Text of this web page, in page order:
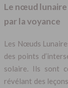
Le nœud
par la voyance
Les Nœuds
des points
solaire. Ils sont
révélant des